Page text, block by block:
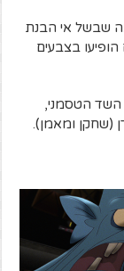
שבשל אי הבנת
בצבעים
הטסמני,
(שחקן ומאמן).